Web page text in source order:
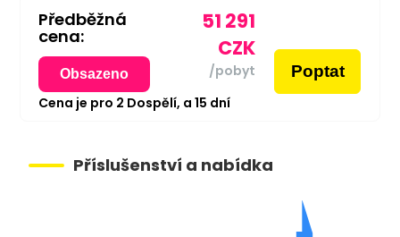
Předběžná
cena:
Obsazeno
51 291
CZK
/pobyt Poptat
Cena je pro 2 Dospělí, a 15 dní
Příslušenství a nabídka